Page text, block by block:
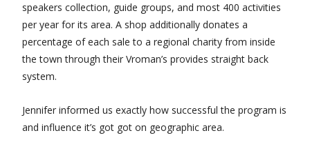
speakers collection, guide groups, and most 400 activities
per year for its area. A shop additionally donates a
percentage of each sale to a regional charity from inside
the town through their Vroman’s provides straight back
system.
Jennifer informed us exactly how successful the program is
and influence it’s got got on geographic area.